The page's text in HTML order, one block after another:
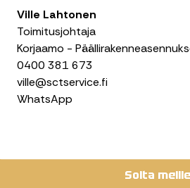
Ville Lahtonen
Toimitusjohtaja
Korjaamo -
0400 381 673
ville@sctservice.fi
WhatsApp
Soita meille